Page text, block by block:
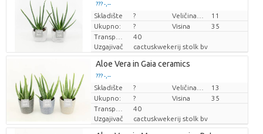
??? -,--
Cijena po komadu
Skladište ?
11
Ukupno:
? Visina
35
40
Uzgajivač
cactuskwekerij stolk bv
Aloe Vera in Gaia ceramics
??? -,--
Cijena po komadu
Skladište ?
13
Ukupno:
? Visina
35
40
Uzgajivač
cactuskwekerij stolk bv